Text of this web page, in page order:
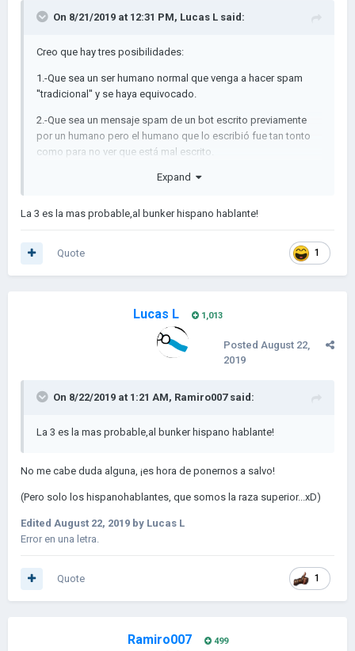
On 8/21/2019 at 12:31 PM, Lucas L said:
Creo que hay tres posibilidades:
1.-Que sea un ser humano normal que venga a hacer spam
''tradicional'' y se haya equivocado.
2.-Que sea un mensaje spam de un bot escrito previamente
por un humano pero el humano que lo escribió fue tan tonto
como para no ver que está mal escrito.
3.-Que el tipo escribió bien el mensaje y estos son los
humano xD
Expand
La 3 es la mas probable,al bunker hispano hablante!
1
Quote
Lucas L 1,013
Posted August 22,
2019
On 8/22/2019 at 1:21 AM, Ramiro007said:
La 3 es la mas probable,al bunker hispano hablante!
No me cabe duda alguna, ¡es hora de ponernos a salvo!
(Pero solo los hispanohablantes, que somos la raza superior...xD)
Edited August 22, 2019 by Lucas L
Error en una letra.
1
Quote
Ramiro007 499